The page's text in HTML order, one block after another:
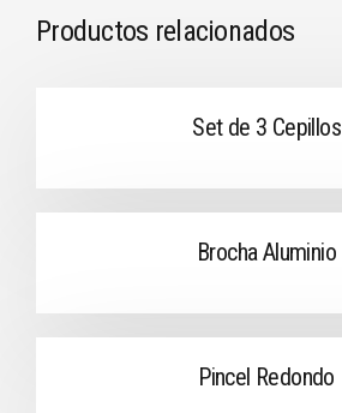
Productos relacionados
Set de 3 Cepillos
Brocha Aluminio
Pincel Redondo